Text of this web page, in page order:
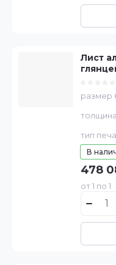
Лист
размер
тип
В
478
от 1 по 1